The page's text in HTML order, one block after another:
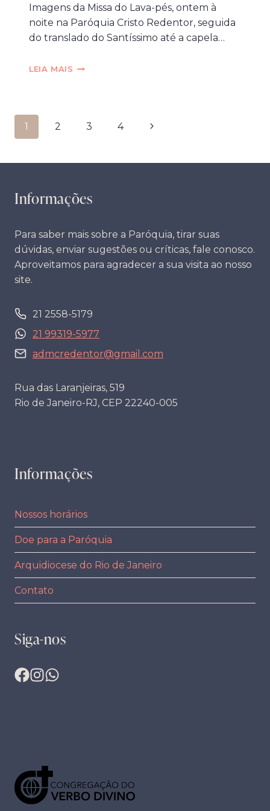
Imagens da Missa do Lava-pés, ontem à
noite na Paróquia Cristo Redentor, seguida
do translado do Santíssimo até a capela…
LEIA MAIS MISSA
Navegação
1 2 3 4
Próxima
Informações
Para saber mais sobre a Paróquia, tirar suas
dúvidas, enviar sugestões ou críticas, fale conosco.
Aproveitamos para agradecer a sua visita ao nosso
site.
21 2558-5179
21 99319-5977
admcredentor@gmail.com
Rua das Laranjeiras, 519
Rio de Janeiro-RJ, CEP 22240-005
Informações
Nossos horários
Doe para a Paróquia
Arquidiocese do Rio de Janeiro
Contato
Siga-nos